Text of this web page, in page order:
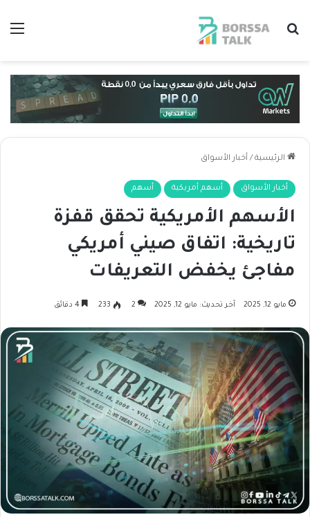
بحث عن
الرئيسية / أخبار الأسواق
أخبار الأسواق أسهم أمريكية أسهم
الأسهم الأمريكية تحقق قفزة
تاريخية: اتفاق صيني أمريكي
مفاجئ يخفض التعريفات
مايو 12, 2025 آخر تحديث: مايو 12, 2025 2
233